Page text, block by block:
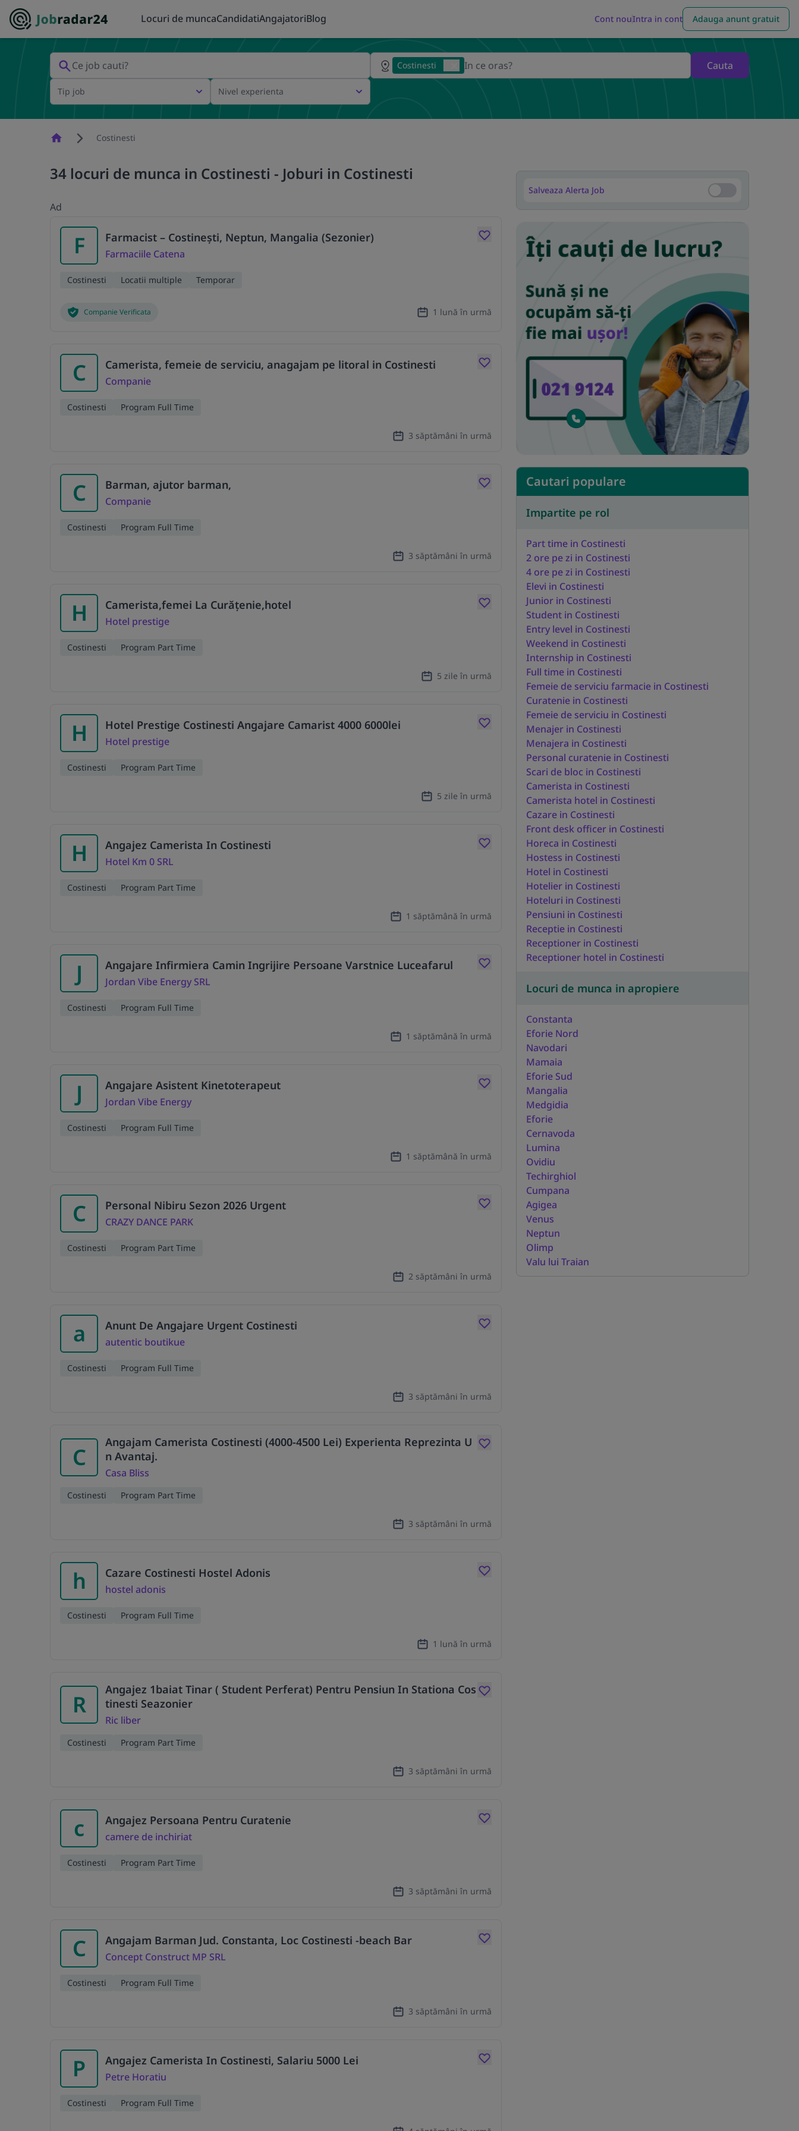
Locuri de muncaCandidatiAngajatoriBlog Cont nouIntra in cont Adauga anunt gratuit
Costinesti Cauta
Tip job Nivel experienta
HomepageCostinesti
34 locuri de munca in Costinesti - Joburi in Costinesti
Ad
F Farmacist – Costinești, Neptun, Mangalia (Sezonier)
Farmaciile Catena
Costinesti Locatii multiple Temporar
Companie Verificata 1 lună în urmă
C Camerista, femeie de serviciu, anagajam pe litoral in Costinesti
Companie
Costinesti Program Full Time
3 săptămâni în urmă
C Barman, ajutor barman,
Companie
Costinesti Program Full Time
3 săptămâni în urmă
H Camerista,femei La Curățenie,hotel
Hotel prestige
Costinesti Program Part Time
5 zile în urmă
H Hotel Prestige Costinesti Angajare Camarist 4000 6000lei
Hotel prestige
Costinesti Program Part Time
5 zile în urmă
H Angajez Camerista In Costinesti
Hotel Km 0 SRL
Costinesti Program Part Time
1 săptămână în urmă
J Angajare Infirmiera Camin Ingrijire Persoane Varstnice Luceafarul
Jordan Vibe Energy SRL
Costinesti Program Full Time
1 săptămână în urmă
J Angajare Asistent Kinetoterapeut
Jordan Vibe Energy
Costinesti Program Full Time
1 săptămână în urmă
C Personal Nibiru Sezon 2026 Urgent
CRAZY DANCE PARK
Costinesti Program Part Time
2 săptămâni în urmă
a Anunt De Angajare Urgent Costinesti
autentic boutikue
Costinesti Program Full Time
3 săptămâni în urmă
C
Angajam Camerista Costinesti (4000-4500 Lei) Experienta Reprezinta U
n Avantaj.
Casa Bliss
Costinesti Program Part Time
3 săptămâni în urmă
h Cazare Costinesti Hostel Adonis
hostel adonis
Costinesti Program Full Time
1 lună în urmă
R
Angajez 1baiat Tinar ( Student Perferat) Pentru Pensiun In Stationa Cos
tinesti Seazonier
Ric liber
Costinesti Program Part Time
3 săptămâni în urmă
c Angajez Persoana Pentru Curatenie
camere de inchiriat
Costinesti Program Part Time
3 săptămâni în urmă
C Angajam Barman Jud. Constanta, Loc Costinesti -beach Bar
Concept Construct MP SRL
Costinesti Program Full Time
3 săptămâni în urmă
P Angajez Camerista In Costinesti, Salariu 5000 Lei
Petre Horatiu
Costinesti Program Full Time
Salveaza Alerta Job Salveaza Alerta Job
Cautari populare
Impartite pe rol
Part time in Costinesti
2 ore pe zi in Costinesti
4 ore pe zi in Costinesti
Elevi in Costinesti
Junior in Costinesti
Student in Costinesti
Entry level in Costinesti
Weekend in Costinesti
Internship in Costinesti
Full time in Costinesti
Femeie de serviciu farmacie in Costinesti
Curatenie in Costinesti
Femeie de serviciu in Costinesti
Menajer in Costinesti
Menajera in Costinesti
Personal curatenie in Costinesti
Scari de bloc in Costinesti
Camerista in Costinesti
Camerista hotel in Costinesti
Cazare in Costinesti
Front desk officer in Costinesti
Horeca in Costinesti
Hostess in Costinesti
Hotel in Costinesti
Hotelier in Costinesti
Hoteluri in Costinesti
Pensiuni in Costinesti
Receptie in Costinesti
Receptioner in Costinesti
Receptioner hotel in Costinesti
Locuri de munca in apropiere
Constanta
Eforie Nord
Navodari
Mamaia
Eforie Sud
Mangalia
Medgidia
Eforie
Cernavoda
Lumina
Ovidiu
Techirghiol
Cumpana
Agigea
Venus
Neptun
Olimp
Valu lui Traian